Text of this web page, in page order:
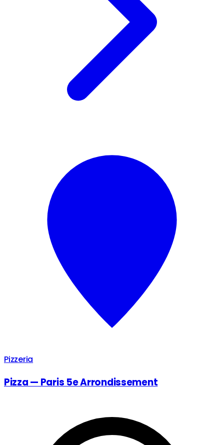
Pizzeria
Pizza — Paris 5e Arrondissement